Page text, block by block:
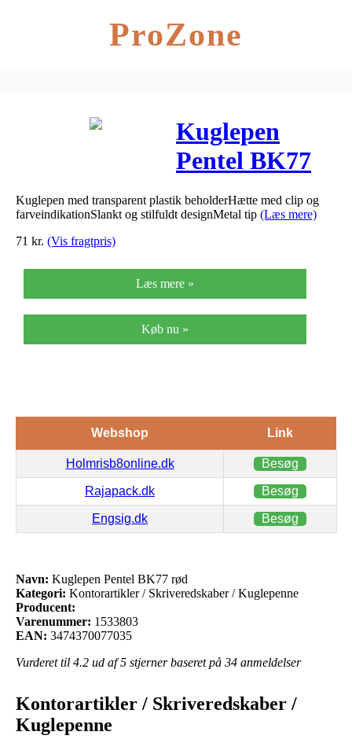
ProZone
Kuglepen
Pentel BK77
rød
Kuglepen med transparent plastik beholderHætte med clip og
farveindikationSlankt og stilfuldt designMetal tip (Læs mere)
71 kr. (Vis fragtpris)
Læs mere »
Køb nu »
Webshop Link
Holmrisb8online.dk Besøg
Rajapack.dk Besøg
Engsig.dk Besøg
Navn: Kuglepen Pentel BK77 rød
Kategori: Kontorartikler / Skriveredskaber / Kuglepenne
Producent:
Varenummer: 1533803
EAN: 3474370077035
Vurderet til 4.2 ud af 5 stjerner baseret på 34 anmeldelser
Kontorartikler / Skriveredskaber /
Kuglepenne